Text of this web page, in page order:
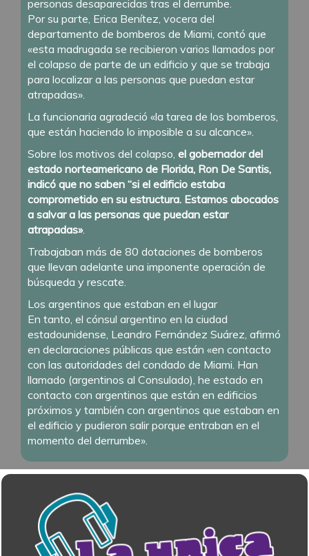
personas desaparecidas tras el derrumbe.
Por su parte, Erica Benítez, vocera del
departamento de bomberos de Miami, contó que
«esta madrugada se recibieron varios llamados por
el colapso de parte de un edificio y que se trabaja
para localizar a las personas que puedan estar
atrapadas».
La funcionaria agradeció «la tarea de los bomberos,
que están haciendo lo imposible a su alcance».
Sobre los motivos del colapso, el gobernador del
estado norteamericano de Florida, Ron De Santis,
indicó que no saben “si el edificio estaba
comprometido en su estructura. Estamos abocados
a salvar a las personas que puedan estar
atrapadas».
Trabajaban más de 80 dotaciones de bomberos
que llevan adelante una imponente operación de
búsqueda y rescate.
Los argentinos que estaban en el lugar
En tanto, el cónsul argentino en la ciudad
estadounidense, Leandro Fernández Suárez, afirmó
en declaraciones públicas que están «en contacto
con las autoridades del condado de Miami. Han
llamado (argentinos al Consulado), he estado en
contacto con argentinos que están en edificios
próximos y también con argentinos que estaban en
el edificio y pudieron salir porque entraban en el
momento del derrumbe».